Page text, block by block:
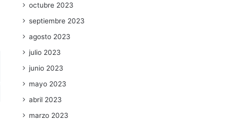
octubre 2023
septiembre 2023
agosto 2023
julio 2023
junio 2023
mayo 2023
abril 2023
marzo 2023